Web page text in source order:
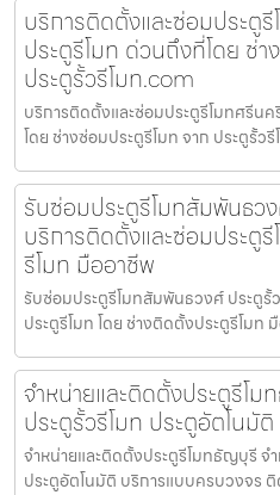
บริการติดตั้งและซ่อมประตู
ประตูรีโมท ด่วนถึงที่โดย ช่า
ประตูรั้วรีโมท.com
บริการติดตั้งและซ่อมประตูรีโมทศรีน
โดย ช่างซ่อมประตูรีโมท จาก ประตูรั้ว
รับซ่อมประตูรีโมทสัมพันธว
บริการติดตั้งและซ่อมประตู
รีโมท มืออาชีพ
รับซ่อมประตูรีโมทสัมพันธวงศ์ ประตู
ประตูรีโมท โดย ช่างติดตั้งประตูรีโมท
จำหน่ายและติดตั้งประตูรีโ
ประตูรั้วรีโมท ประตูอัตโนมั
จำหน่ายและติดตั้งประตูรีโมทธัญบุรี จ
ประตูอัตโนมัติ บริการแบบครบวงจร